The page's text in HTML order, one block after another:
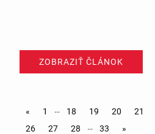
ZOBRAZIŤ ČLÁNOK
« 1 … 18 19 20 21
26
27 28 … 33 »